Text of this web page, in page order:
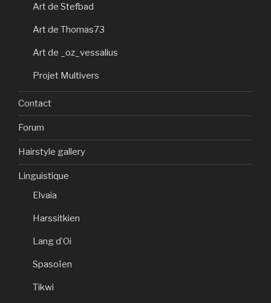
Art de Stefbad
Art de Thomas73
Art de _oz_vessalius
Projet Multivers
Contact
Forum
Hairstyle gallery
Linguistique
Elvaia
Harssitkien
Lang d’Oi
Spasoïen
Tikwi